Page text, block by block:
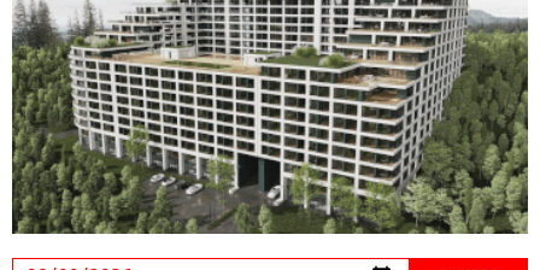
աղջկա դի է հայտնաբերվել
22:25:11 8-08-2026
Հայհիդրոմետի տնօրենը գրել է
22:07:09 8-08-2026
Արտակարգ դեպք՝ Երևանում․ կոտրել են
«Հույս բոլոր մարդկանց» հիմնադրամի
շենքի պատուհաններն ու դռները